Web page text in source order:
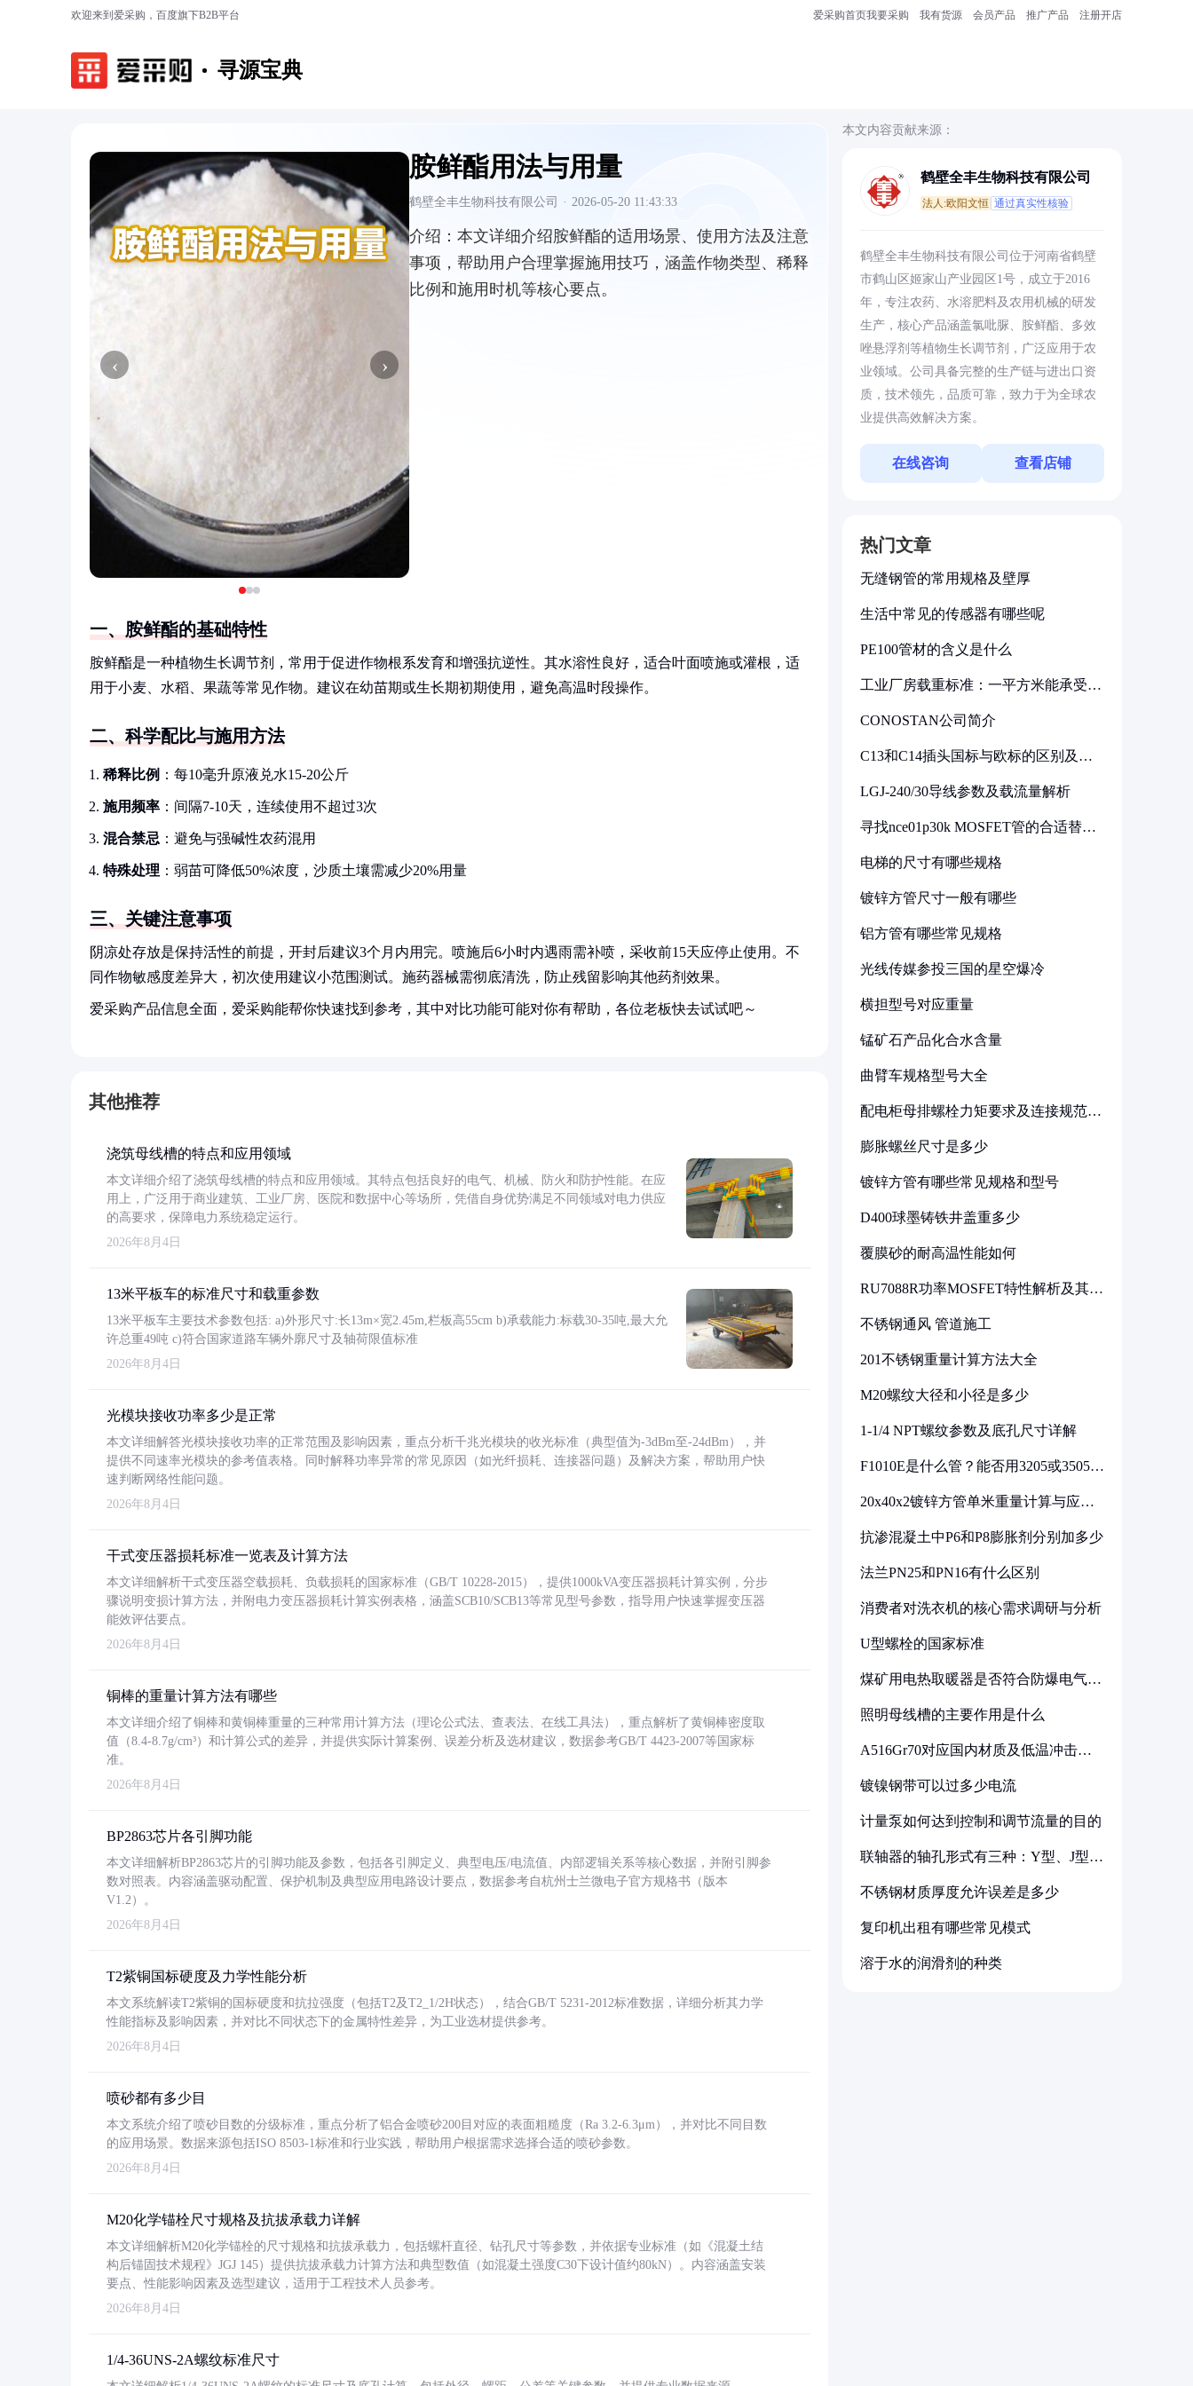
欢迎来到爱采购，百度旗下B2B平台 爱采购首页我要采购 我有货源 会员产品 推广产品 注册开店
寻源宝典
‹ ›
胺鲜酯用法与用量
鹤壁全丰生物科技有限公司 · 2026-05-20 11:43:33
介绍： 本文详细介绍胺鲜酯的适用场景、使用方法及注意
事项，帮助用户合理掌握施用技巧，涵盖作物类型、稀释
比例和施用时机等核心要点。
一、胺鲜酯的基础特性
胺鲜酯是一种植物生长调节剂，常用于促进作物根系发育和增强抗逆性。其水溶性良好，适合叶面喷施或灌根，适
用于小麦、水稻、果蔬等常见作物。建议在幼苗期或生长期初期使用，避免高温时段操作。
二、科学配比与施用方法
稀释比例 ：每10毫升原液兑水15-20公斤
施用频率 ：间隔7-10天，连续使用不超过3次
混合禁忌 ：避免与强碱性农药混用
特殊处理 ：弱苗可降低50%浓度，沙质土壤需减少20%用量
三、关键注意事项
阴凉处存放是保持活性的前提，开封后建议3个月内用完。喷施后6小时内遇雨需补喷，采收前15天应停止使用。不
同作物敏感度差异大，初次使用建议小范围测试。施药器械需彻底清洗，防止残留影响其他药剂效果。
爱采购产品信息全面，爱采购能帮你快速找到参考，其中对比功能可能对你有帮助，各位老板快去试试吧～
其他推荐
浇筑母线槽的特点和应用领域
本文详细介绍了浇筑母线槽的特点和应用领域。其特点包括良好的电气、机械、防火和防护性能。在应
用上，广泛用于商业建筑、工业厂房、医院和数据中心等场所，凭借自身优势满足不同领域对电力供应
的高要求，保障电力系统稳定运行。
2026年8月4日
13米平板车的标准尺寸和载重参数
13米平板车主要技术参数包括: a)外形尺寸:长13m×宽2.45m,栏板高55cm b)承载能力:标载30-35吨,最大允
许总重49吨 c)符合国家道路车辆外廓尺寸及轴荷限值标准
2026年8月4日
光模块接收功率多少是正常
本文详细解答光模块接收功率的正常范围及影响因素，重点分析千兆光模块的收光标准（典型值为-3dBm至-24dBm），并
提供不同速率光模块的参考值表格。同时解释功率异常的常见原因（如光纤损耗、连接器问题）及解决方案，帮助用户快
速判断网络性能问题。
2026年8月4日
干式变压器损耗标准一览表及计算方法
本文详细解析干式变压器空载损耗、负载损耗的国家标准（GB/T 10228-2015），提供1000kVA变压器损耗计算实例，分步
骤说明变损计算方法，并附电力变压器损耗计算实例表格，涵盖SCB10/SCB13等常见型号参数，指导用户快速掌握变压器
能效评估要点。
2026年8月4日
铜棒的重量计算方法有哪些
本文详细介绍了铜棒和黄铜棒重量的三种常用计算方法（理论公式法、查表法、在线工具法），重点解析了黄铜棒密度取
值（8.4-8.7g/cm³）和计算公式的差异，并提供实际计算案例、误差分析及选材建议，数据参考GB/T 4423-2007等国家标
准。
2026年8月4日
BP2863芯片各引脚功能
本文详细解析BP2863芯片的引脚功能及参数，包括各引脚定义、典型电压/电流值、内部逻辑关系等核心数据，并附引脚参
数对照表。内容涵盖驱动配置、保护机制及典型应用电路设计要点，数据参考自杭州士兰微电子官方规格书（版本
V1.2）。
2026年8月4日
T2紫铜国标硬度及力学性能分析
本文系统解读T2紫铜的国标硬度和抗拉强度（包括T2及T2_1/2H状态），结合GB/T 5231-2012标准数据，详细分析其力学
性能指标及影响因素，并对比不同状态下的金属特性差异，为工业选材提供参考。
2026年8月4日
喷砂都有多少目
本文系统介绍了喷砂目数的分级标准，重点分析了铝合金喷砂200目对应的表面粗糙度（Ra 3.2-6.3μm），并对比不同目数
的应用场景。数据来源包括ISO 8503-1标准和行业实践，帮助用户根据需求选择合适的喷砂参数。
2026年8月4日
M20化学锚栓尺寸规格及抗拔承载力详解
本文详细解析M20化学锚栓的尺寸规格和抗拔承载力，包括螺杆直径、钻孔尺寸等参数，并依据专业标准（如《混凝土结
构后锚固技术规程》JGJ 145）提供抗拔承载力计算方法和典型数值（如混凝土强度C30下设计值约80kN）。内容涵盖安装
要点、性能影响因素及选型建议，适用于工程技术人员参考。
2026年8月4日
1/4-36UNS-2A螺纹标准尺寸
本文内容贡献来源：
鹤壁全丰生物科技有限公司
法人:欧阳文恒 通过真实性核验
鹤壁全丰生物科技有限公司位于河南省鹤壁
市鹤山区姬家山产业园区1号，成立于2016
年，专注农药、水溶肥料及农用机械的研发
生产，核心产品涵盖氯吡脲、胺鲜酯、多效
唑悬浮剂等植物生长调节剂，广泛应用于农
业领域。公司具备完整的生产链与进出口资
质，技术领先，品质可靠，致力于为全球农
业提供高效解决方案。
在线咨询 查看店铺
热门文章
无缝钢管的常用规格及壁厚
生活中常见的传感器有哪些呢
PE100管材的含义是什么
工业厂房载重标准：一平方米能承受多
CONOSTAN公司简介
C13和C14插头国标与欧标的区别及其
LGJ-240/30导线参数及载流量解析
寻找nce01p30k MOSFET管的合适替代
电梯的尺寸有哪些规格
镀锌方管尺寸一般有哪些
铝方管有哪些常见规格
光线传媒参投三国的星空爆冷
横担型号对应重量
锰矿石产品化合水含量
曲臂车规格型号大全
配电柜母排螺栓力矩要求及连接规范详
膨胀螺丝尺寸是多少
镀锌方管有哪些常见规格和型号
D400球墨铸铁井盖重多少
覆膜砂的耐高温性能如何
RU7088R功率MOSFET特性解析及其在
不锈钢通风 管道施工
201不锈钢重量计算方法大全
M20螺纹大径和小径是多少
1-1/4 NPT螺纹参数及底孔尺寸详解
F1010E是什么管？能否用3205或3505代
20x40x2镀锌方管单米重量计算与应用
抗渗混凝土中P6和P8膨胀剂分别加多少
法兰PN25和PN16有什么区别
消费者对洗衣机的核心需求调研与分析
U型螺栓的国家标准
煤矿用电热取暖器是否符合防爆电气设
照明母线槽的主要作用是什么
A516Gr70对应国内材质及低温冲击要
镀镍钢带可以过多少电流
计量泵如何达到控制和调节流量的目的
联轴器的轴孔形式有三种：Y型、J型、
不锈钢材质厚度允许误差是多少
复印机出租有哪些常见模式
溶于水的润滑剂的种类